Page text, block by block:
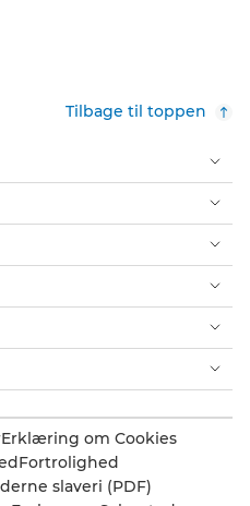
Tilbage til toppen
Erklæring om Cookies
Fortrolighed
slaveri (PDF)